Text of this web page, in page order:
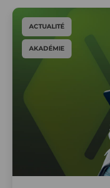
ACTUALITÉ
AKADÉMIE